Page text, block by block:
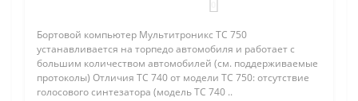
Бортовой компьютер Мультитроникс TC 750
устанавливается на торпедо автомобиля и работает с
большим количеством автомобилей (см. поддерживаемые
протоколы) Отличия TC 740 от модели TC 750: отсутствие
голосового синтезатора (модель TC 740 ..